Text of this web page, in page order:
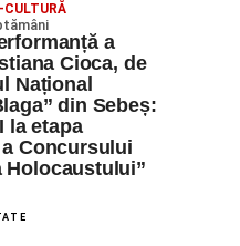
CULTURĂ
a
Cioca, de
Național
din Sebeș:
la etapa
Concursului
Holocaustului”